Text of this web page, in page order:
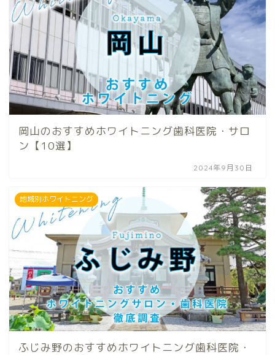
岡山のおすすめホワイトニング歯科医院・サロ
ン【10選】
2024年9月30日
地域別ホワイトニング
ふじみ野のおすすめホワイトニング歯科医院・